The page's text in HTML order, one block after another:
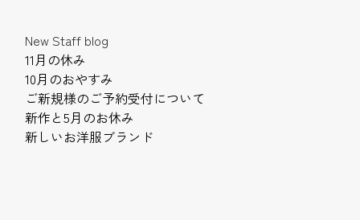
New Staff blog
11月の休み
10月のおやすみ
ご新規様のご予約受付について
新作と5月のお休み
新しいお洋服ブランド